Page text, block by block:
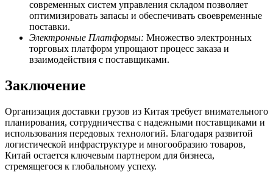
современных систем управления складом позволяет
оптимизировать запасы и обеспечивать своевременные
поставки.
Электронные Платформы: Множество электронных
торговых платформ упрощают процесс заказа и
взаимодействия с поставщиками.
Заключение
Организация доставки грузов из Китая требует внимательного
планирования, сотрудничества с надежными поставщиками и
использования передовых технологий. Благодаря развитой
логистической инфраструктуре и многообразию товаров,
Китай остается ключевым партнером для бизнеса,
стремящегося к глобальному успеху.